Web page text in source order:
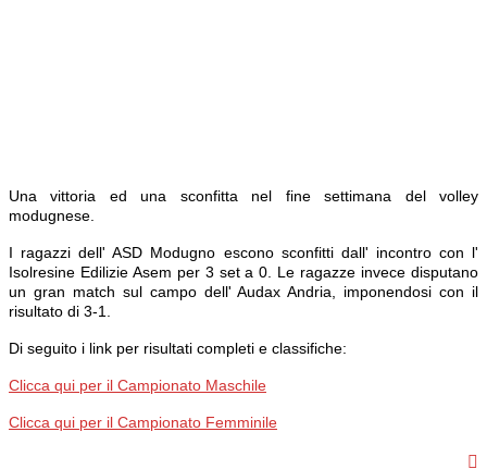
Una vittoria ed una sconfitta nel fine settimana del volley
modugnese.
I ragazzi dell' ASD Modugno escono sconfitti dall' incontro con l'
Isolresine Edilizie Asem per 3 set a 0. Le ragazze invece disputano
un gran match sul campo dell' Audax Andria, imponendosi con il
risultato di 3-1.
Di seguito i link per risultati completi e classifiche:
Clicca qui per il Campionato Maschile
Clicca qui per il Campionato Femminile